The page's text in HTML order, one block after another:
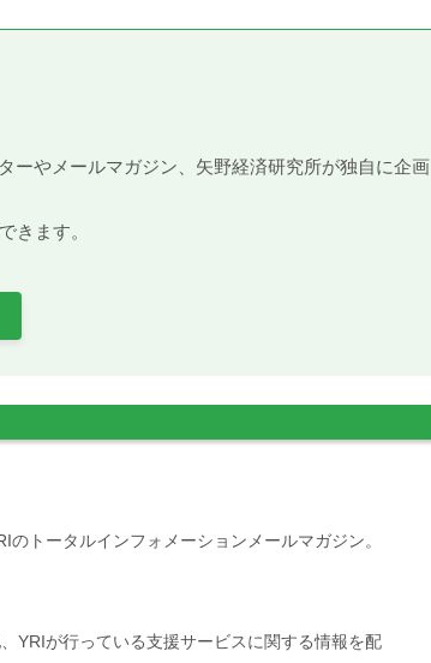
ーやメールマガジン、矢野経済研究所が独自に企画
きます。
トータルインフォメーションメールマガジン。
YRIが行っている支援サービスに関する情報を配